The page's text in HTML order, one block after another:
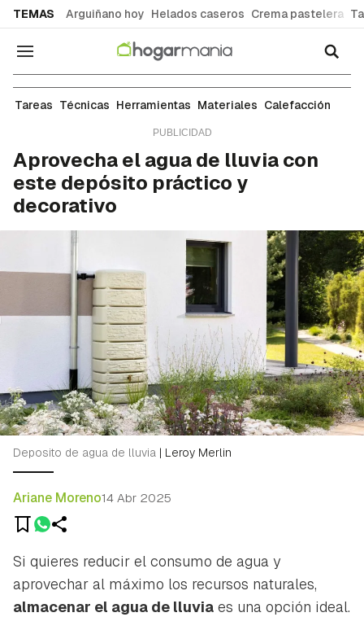
TEMAS Arguiñano hoy Helados caseros Crema pastelera
Navegación
Materiales de bricolaje
Tareas Técnicas Herramientas Materiales Calefacción
Aprovecha el agua de lluvia con
este depósito práctico y
decorativo
Deposito de agua de lluvia | Leroy Merlin
Ariane Moreno14 Abr 2025
Si quieres reducir el consumo de agua y
aprovechar al máximo los recursos naturales,
almacenar el agua de lluvia es una opción ideal.